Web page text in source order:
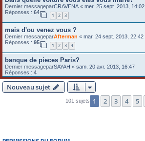
Dernier messageparCRAVENA « mer. 25 sept. 2013, 14:02
Réponses : 64
1 2 3
mais d'ou venez vous ?
Dernier messageparAfterman « mar. 24 sept. 2013, 22:42
Réponses : 95
1 2 3 4
banque de pieces Paris?
Dernier messageparSAYAH « sam. 20 avr. 2013, 16:47
Réponses : 4
Nouveau sujet
101 sujets 1 2 3 4 5